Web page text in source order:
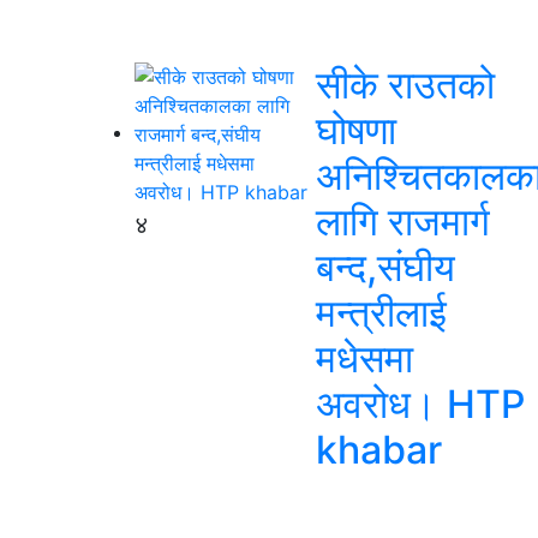
४
सीके राउतको
घोषणा
लागि राजमार्ग
बन्द,संघीय
मन्त्रीलाई
मधेसमा
अवरोध। HTP
khabar